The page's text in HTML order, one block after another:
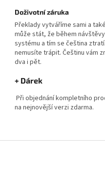
Doživotní záruka
Překlady vytváříme sami a
může stát, že během
systému a tím se čeština
nemusíte trápit. Češtinu vám
dva i pět.
+ Dárek
Při objednání kompletního
na nejnovější verzi zdarma.